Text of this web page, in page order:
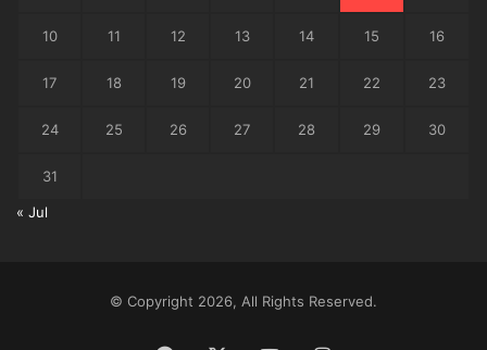
10 11 12 13 14 15 16
17 18 19 20 21 22 23
24 25 26 27 28 29 30
31
« Jul
© Copyright 2026, All Rights Reserved.